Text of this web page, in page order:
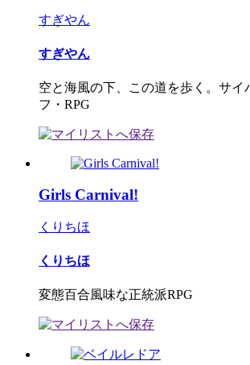
すぎやん
すぎやん
空と海風の下、この道を歩く。サイ
フ・RPG
Girls Carnival!
くりちほ
くりちほ
変態百合風味な正統派RPG